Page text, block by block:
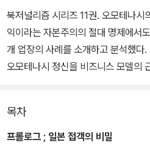
북저널리즘 시리즈 11권. 오모테나시
익이라는 자본주의의 절대 명제에서
개 업장의 사례를 소개하고 분석했다
오모테나시 정신을 비즈니스 모델의
될 것이다.
목차
프롤로그 ; 일본 접객의 비밀